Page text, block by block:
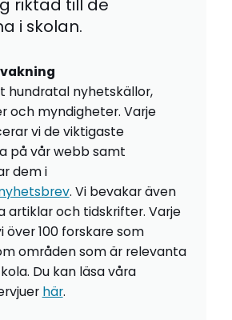
riktad till de
i skolan.
hundratal nyhetskällor,
och myndigheter. Varje
vi de viktigaste
på vår webb samt
dem i
. Vi bevakar även
artiklar och tidskrifter. Varje
över 100 forskare som
områden som är relevanta
Du kan läsa våra
här.